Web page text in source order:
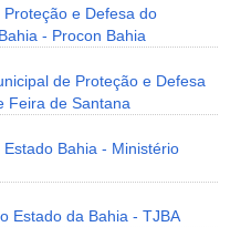
e Defesa do
- Procon Bahia
de Proteção e Defesa
Feira de Santana
Bahia - Ministério
Estado da Bahia - TJBA